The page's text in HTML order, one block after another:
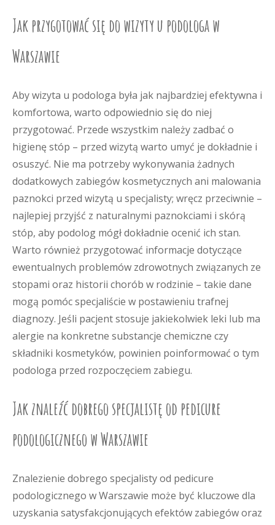
Jak przygotować się do wizyty u podologa w
Warszawie
Aby wizyta u podologa była jak najbardziej efektywna i
komfortowa, warto odpowiednio się do niej
przygotować. Przede wszystkim należy zadbać o
higienę stóp – przed wizytą warto umyć je dokładnie i
osuszyć. Nie ma potrzeby wykonywania żadnych
dodatkowych zabiegów kosmetycznych ani malowania
paznokci przed wizytą u specjalisty; wręcz przeciwnie –
najlepiej przyjść z naturalnymi paznokciami i skórą
stóp, aby podolog mógł dokładnie ocenić ich stan.
Warto również przygotować informacje dotyczące
ewentualnych problemów zdrowotnych związanych ze
stopami oraz historii chorób w rodzinie – takie dane
mogą pomóc specjaliście w postawieniu trafnej
diagnozy. Jeśli pacjent stosuje jakiekolwiek leki lub ma
alergie na konkretne substancje chemiczne czy
składniki kosmetyków, powinien poinformować o tym
podologa przed rozpoczęciem zabiegu.
Jak znaleźć dobrego specjalistę od pedicure
podologicznego w Warszawie
Znalezienie dobrego specjalisty od pedicure
podologicznego w Warszawie może być kluczowe dla
uzyskania satysfakcjonujących efektów zabiegów oraz